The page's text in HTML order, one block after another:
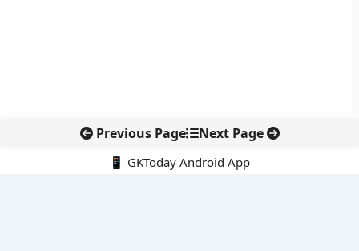
Previous Page Next Page
📱 GKToday Android App